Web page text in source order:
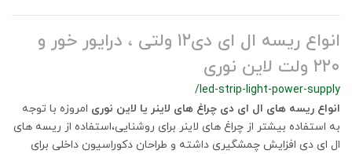
انواع ریسه ال ای دی۱۲ ولتی ، درایور خور و
۲۲۰ ولت لاین نوری
/led-strip-light-power-supply
انواع ریسه های ال ای دی چراغ های لاینر یا لاین نوری امروزه با توجه
به استفاده بیشتر از چراغ های لاینر برای روشنایی،استفاده از ریسه های
ال ای دی افزایش چمشگیری داشته و طراحان دکوراسیون داخلی برای